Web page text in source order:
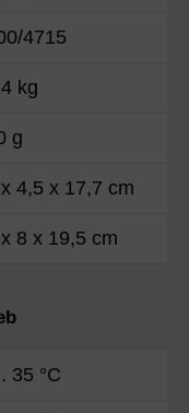
4715
kg
g
4,5 x 17,7 cm
8 x 19,5 cm
35 °C